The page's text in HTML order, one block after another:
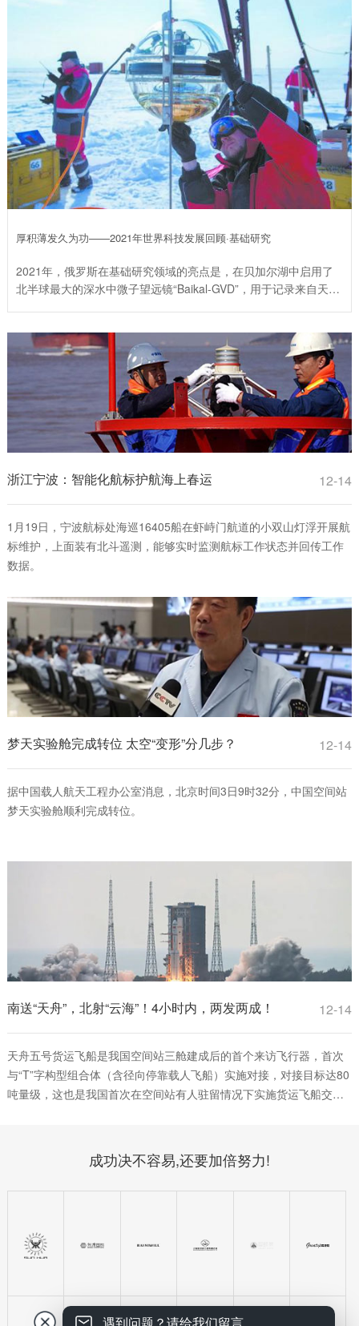
厚积薄发久为功——2021年世界科技发展回顾·基础研究
2021年，俄罗斯在基础研究领域的亮点是，在贝加尔湖中启用了
北半球最大的深水中微子望远镜“Baikal-GVD”，用于记录来自天体
浙江宁波：智能化航标护航海上春运 12-14
1月19日，宁波航标处海巡16405船在虾峙门航道的小双山灯浮开展航
标维护，上面装有北斗遥测，能够实时监测航标工作状态并回传工作
数据。
梦天实验舱完成转位 太空“变形”分几步？ 12-14
据中国载人航天工程办公室消息，北京时间3日9时32分，中国空间站
梦天实验舱顺利完成转位。
南送“天舟”，北射“云海”！4小时内，两发两成！ 12-14
天舟五号货运飞船是我国空间站三舱建成后的首个来访飞行器，首次
与“T”字构型组合体（含径向停靠载人飞船）实施对接，对接目标达80
吨量级，这也是我国首次在空间站有人驻留情况下实施货运飞船交会
成功决不容易,还要加倍努力!
遇到问题？请给我们留言